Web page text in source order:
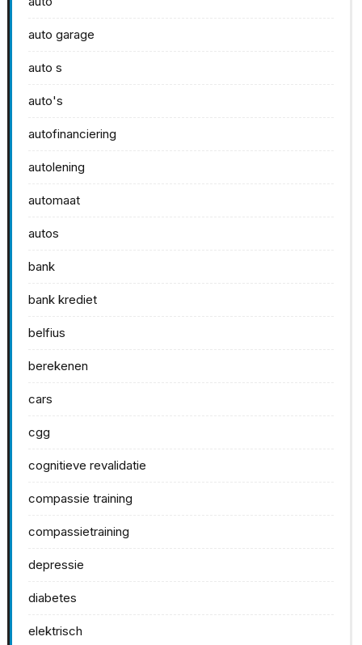
auto garage
auto s
auto's
autofinanciering
autolening
automaat
autos
bank
bank krediet
belfius
berekenen
cars
cgg
cognitieve revalidatie
compassie training
compassietraining
depressie
diabetes
elektrisch